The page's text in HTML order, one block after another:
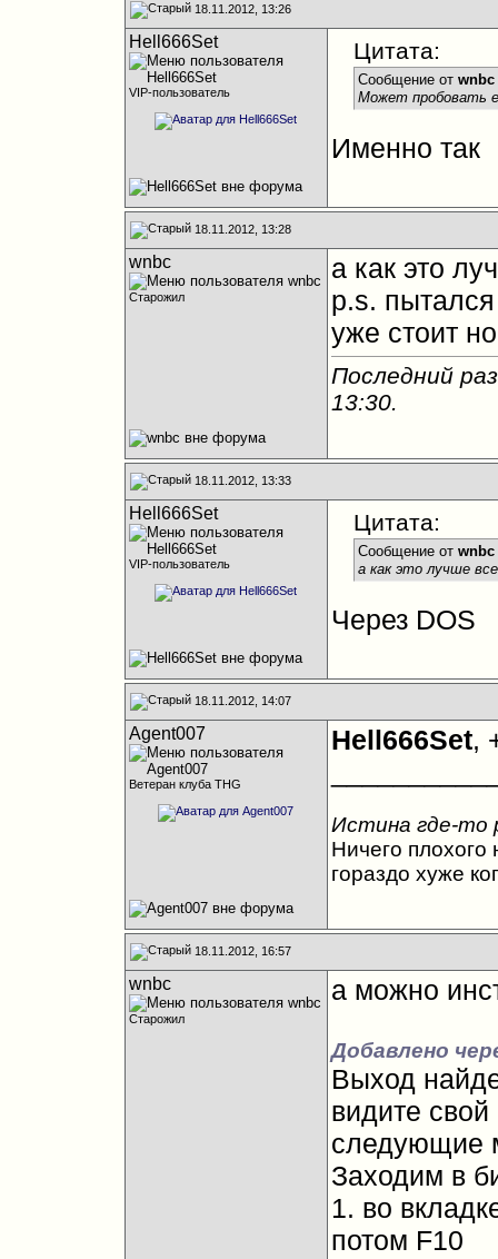
18.11.2012, 13:26
Hell666Set
VIP-пользователь
Цитата:
Сообщение от wnbc
Может пробовать
Именно так
18.11.2012, 13:28
wnbc
Старожил
а как это
p.s.
уже стоит
Последний
13:30.
18.11.2012, 13:33
Hell666Set
VIP-пользователь
Цитата:
Сообщение от wnbc
а как это лучше
Через DOS
18.11.2012, 14:07
Agent007
Ветеран клуба THG
Hell666Set,
Истина где-то
Ничего плохого
гораздо хуже
18.11.2012, 16:57
wnbc
Старожил
а можно
Добавлено
Выход
видите
следующие
Заходим в
1. во
потом F10